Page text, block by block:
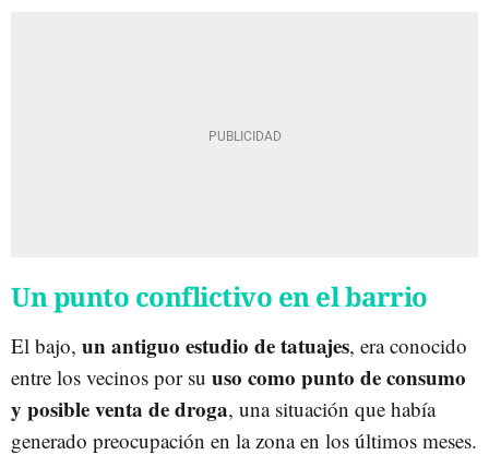
Un punto conflictivo en el barrio
El bajo, un antiguo estudio de tatuajes, era conocido
entre los vecinos por su uso como punto de consumo
y posible venta de droga, una situación que había
generado preocupación en la zona en los últimos meses.